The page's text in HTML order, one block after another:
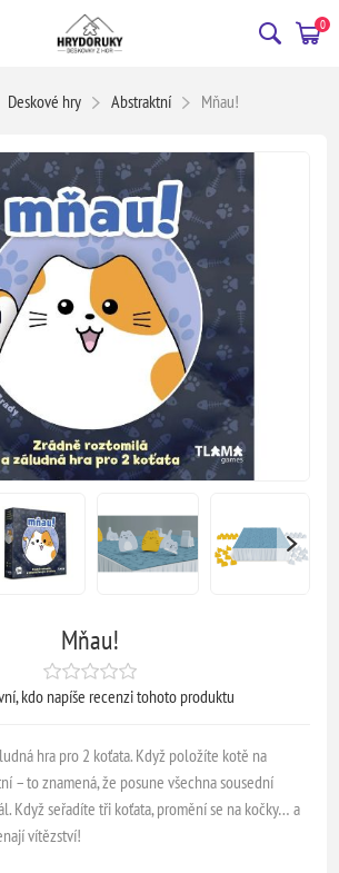
0
Deskové hry Abstraktní Mňau!
Mňau!
kdo napíše recenzi tohoto produktu
hra pro 2 koťata. Když položíte kotě na
– to znamená, že posune všechna sousední
Když seřadíte tři koťata, promění se na kočky… a
vítězství!